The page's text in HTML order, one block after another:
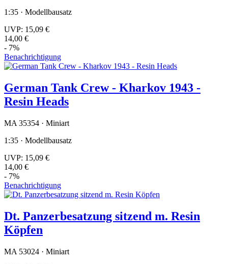
1:35 · Modellbausatz
UVP: 15,09 €
14,00 €
- 7%
Benachrichtigung
German Tank Crew - Kharkov 1943 -
Resin Heads
MA 35354 · Miniart
1:35 · Modellbausatz
UVP: 15,09 €
14,00 €
- 7%
Benachrichtigung
Dt. Panzerbesatzung sitzend m. Resin
Köpfen
MA 53024 · Miniart